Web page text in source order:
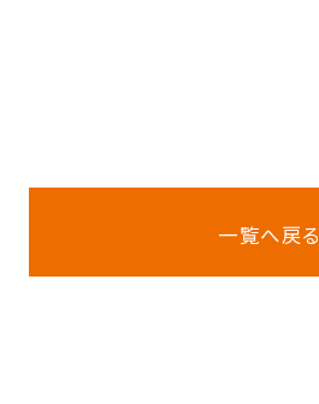
一覧へ戻る